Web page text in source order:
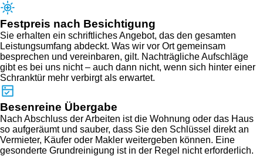
Festpreis nach Besichtigung
Sie erhalten ein schriftliches Angebot, das den gesamten
Leistungsumfang abdeckt. Was wir vor Ort gemeinsam
besprechen und vereinbaren, gilt. Nachträgliche Aufschläge
gibt es bei uns nicht – auch dann nicht, wenn sich hinter einer
Schranktür mehr verbirgt als erwartet.
Besenreine Übergabe
Nach Abschluss der Arbeiten ist die Wohnung oder das Haus
so aufgeräumt und sauber, dass Sie den Schlüssel direkt an
Vermieter, Käufer oder Makler weitergeben können. Eine
gesonderte Grundreinigung ist in der Regel nicht erforderlich.